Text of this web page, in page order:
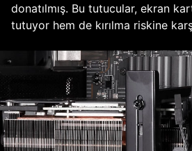
donatılmış. Bu tutucular, ekran
tutuyor hem de kırılma riskine